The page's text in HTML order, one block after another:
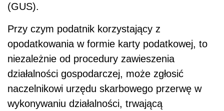
(GUS).
Przy czym podatnik korzystający z
opodatkowania w formie karty podatkowej, to
niezależnie od procedury zawieszenia
działalności gospodarczej, może zgłosić
naczelnikowi urzędu skarbowego przerwę w
wykonywaniu działalności, trwającą